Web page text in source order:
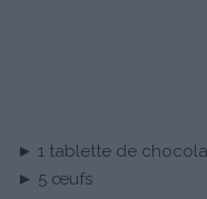
► 1 tablette de
► 5 œufs